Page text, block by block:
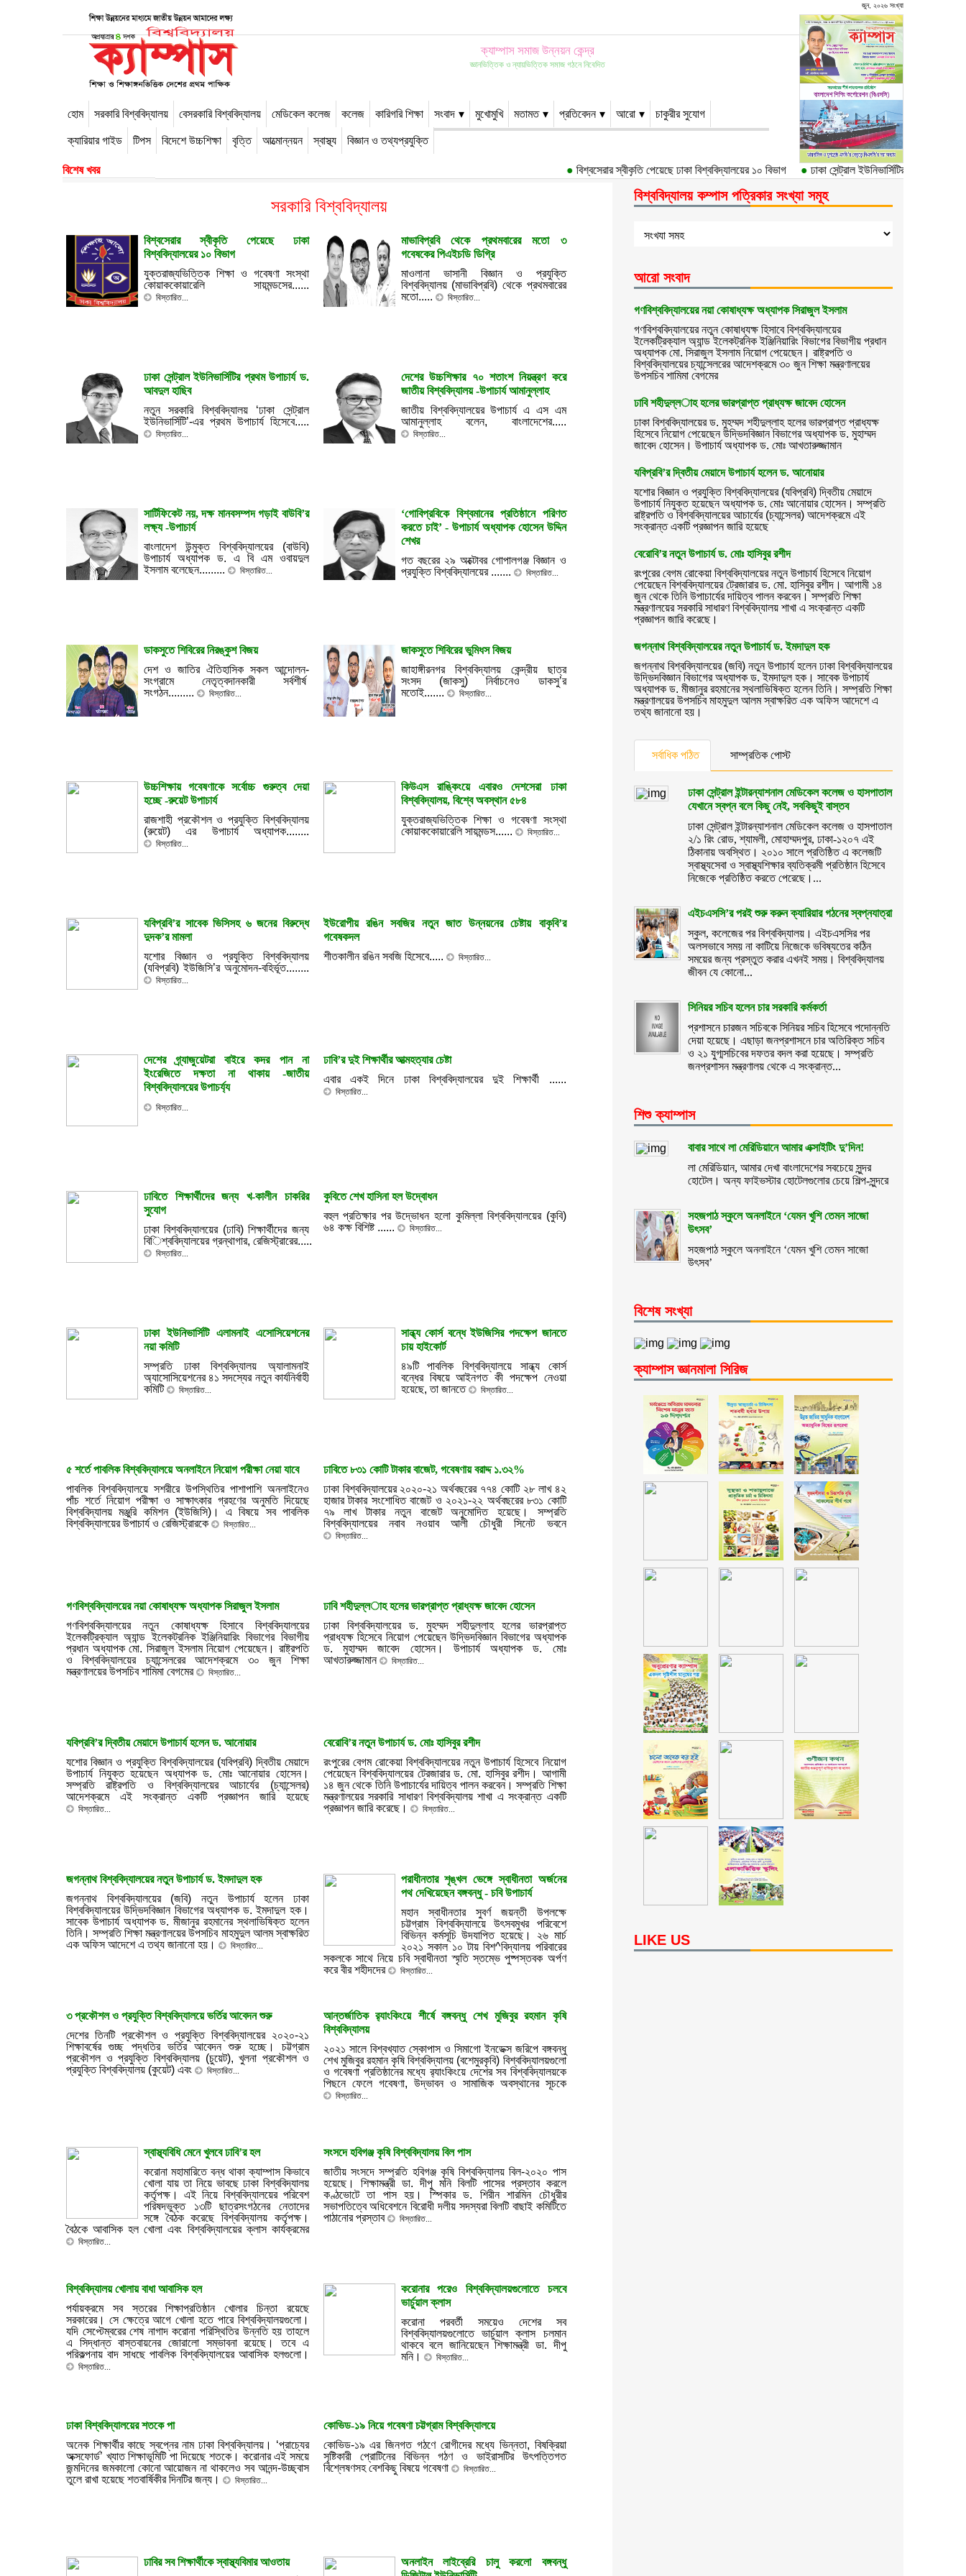
ক্যাম্পাস সমাজ উন্নয়ন কেন্দ্র
জ্ঞানভিত্তিক ও ন্যায়ভিত্তিক সমাজ গঠনে নিবেদিত
জুন, ২০২৬ সংখ্যা
হোম সরকারি বিশ্ববিদ্যালয় বেসরকারি বিশ্ববিদ্যালয় মেডিকেল কলেজ কলেজ কারিগরি শিক্ষা সংবাদ মুখোমুখি মতামত প্রতিবেদন আরো চাকুরীর সুযোগ
ক্যারিয়ার গাইড টিপস বিদেশে উচ্চশিক্ষা বৃত্তি আত্মোন্নয়ন স্বাস্থ্য বিজ্ঞান ও তথ্যপ্রযুক্তি
-->
বিশেষ খবর বিশ্বসেরার স্বীকৃতি পেয়েছে ঢাকা বিশ্ববিদ্যালয়ের ১০ বিভাগ ●ঢাকা সেন্ট্রাল ইউনিভার্সিটির প্রথম উপাচার্য ড.
সরকারি বিশ্ববিদ্যালয়
বিশ্বসেরার স্বীকৃতি পেয়েছে ঢাকা
বিশ্ববিদ্যালয়ের ১০ বিভাগ
যুক্তরাজ্যভিত্তিক শিক্ষা ও গবেষণা সংস্থা
কোয়াককোয়ারেলি সায়মন্ডসের......
বিস্তারিত...
মাভাবিপ্রবি থেকে প্রথমবারের মতো ৩
গবেষকের পিএইচডি ডিগ্রি
মাওলানা ভাসানী বিজ্ঞান ও প্রযুক্তি
বিশ্ববিদ্যালয় (মাভাবিপ্রবি) থেকে প্রথমবারের
মতো.....
বিস্তারিত...
ঢাকা সেন্ট্রাল ইউনিভার্সিটির প্রথম উপাচার্য ড.
আবদুল হাছিব
নতুন সরকারি বিশ্ববিদ্যালয় ‘ঢাকা সেন্ট্রাল
ইউনিভার্সিটি’-এর প্রথম উপাচার্য হিসেবে.....
বিস্তারিত...
দেশের উচ্চশিক্ষার ৭০ শতাংশ নিয়ন্ত্রণ করে
জাতীয় বিশ্ববিদ্যালয় -উপাচার্য আমানুল্লাহ
জাতীয় বিশ্ববিদ্যালয়ের উপাচার্য এ এস এম
আমানুল্লাহ বলেন, বাংলাদেশের.....
বিস্তারিত...
সার্টিফিকেট নয়, দক্ষ মানবসম্পদ গড়াই বাউবি’র
লক্ষ্য -উপাচার্য
বাংলাদেশ উন্মুক্ত বিশ্ববিদ্যালয়ের (বাউবি)
উপাচার্য অধ্যাপক ড. এ বি এম ওবায়দুল
ইসলাম বলেছেন.........
বিস্তারিত...
‘গোবিপ্রবিকে বিশ্বমানের প্রতিষ্ঠানে পরিণত
করতে চাই’ - উপাচার্য অধ্যাপক হোসেন উদ্দিন
শেখর
গত বছরের ২৯ অক্টোবর গোপালগঞ্জ বিজ্ঞান ও
প্রযুক্তি বিশ্ববিদ্যালয়ের .......
বিস্তারিত...
ডাকসুতে শিবিরের নিরঙ্কুশ বিজয়
দেশ ও জাতির ঐতিহাসিক সকল আন্দোলন-
সংগ্রামে নেতৃত্বদানকারী সর্বশীর্ষ
সংগঠন.........
বিস্তারিত...
জাকসুতে শিবিরের ভুমিধস বিজয়
জাহাঙ্গীরনগর বিশ্ববিদ্যালয় কেন্দ্রীয় ছাত্র
সংসদ (জাকসু) নির্বাচনেও ডাকসু’র
মতোই.......
বিস্তারিত...
উচ্চশিক্ষায় গবেষণাকে সর্বোচ্চ গুরুত্ব দেয়া
হচ্ছে -রুয়েট উপাচার্য
রাজশাহী প্রকৌশল ও প্রযুক্তি বিশ্ববিদ্যালয়
(রুয়েট) এর উপাচার্য অধ্যাপক........
বিস্তারিত...
কিউএস রাঙ্কিংয়ে এবারও দেশসেরা ঢাকা
বিশ্ববিদ্যালয়, বিশ্বে অবস্থান ৫৮৪
যুক্তরাজ্যভিত্তিক শিক্ষা ও গবেষণা সংস্থা
কোয়াককোয়ারেলি সায়মন্ডস......
বিস্তারিত...
যবিপ্রবি’র সাবেক ভিসিসহ ৬ জনের বিরুদ্ধে
দুদক’র মামলা
যশোর বিজ্ঞান ও প্রযুক্তি বিশ্ববিদ্যালয়
(যবিপ্রবি) ইউজিসি’র অনুমোদন-বহির্ভূত........
বিস্তারিত...
ইউরোপীয় রঙিন সবজির নতুন জাত উন্নয়নের চেষ্টায় বাকৃবি’র
গবেষকদল
শীতকালীন রঙিন সবজি হিসেবে.....
বিস্তারিত...
দেশের গ্র্যাজুয়েটরা বাইরে কদর পান না
ইংরেজিতে দক্ষতা না থাকায় -জাতীয়
বিশ্ববিদ্যালয়ের উপাচর্য্য
বিস্তারিত...
ঢাবি’র দুই শিক্ষার্থীর আত্মহত্যার চেষ্টা
এবার একই দিনে ঢাকা বিশ্ববিদ্যালয়ের দুই শিক্ষার্থী ......
বিস্তারিত...
ঢাবিতে শিক্ষার্থীদের জন্য খ-কালীন চাকরির
সুযোগ
ঢাকা বিশ্ববিদ্যালয়ের (ঢাবি) শিক্ষার্থীদের জন্য
বিশ্ববিদ্যালয়ের গ্রন্থাগার, রেজিস্ট্রারের......
বিস্তারিত...
কুবিতে শেখ হাসিনা হল উদ্বোধন
বহুল প্রতিক্ষার পর উদ্ভোধন হলো কুমিল্লা বিশ্ববিদ্যালয়ের (কুবি)
৬৪ কক্ষ বিশিষ্ট ......
বিস্তারিত...
ঢাকা ইউনিভার্সিটি এলামনাই এসোসিয়েশনের
নয়া কমিটি
সম্প্রতি ঢাকা বিশ্ববিদ্যালয় অ্যালামনাই
অ্যাসোসিয়েশনের ৪১ সদস্যের নতুন কার্যনির্বাহী
কমিটি
বিস্তারিত...
সান্ধ্য কোর্স বন্ধে ইউজিসির পদক্ষেপ জানতে
চায় হাইকোর্ট
৪৯টি পাবলিক বিশ্ববিদ্যালয়ে সান্ধ্য কোর্স
বন্ধের বিষয়ে আইনগত কী পদক্ষেপ নেওয়া
হয়েছে, তা জানতে
বিস্তারিত...
৫ শর্তে পাবলিক বিশ্ববিদ্যালয়ে অনলাইনে নিয়োগ পরীক্ষা নেয়া যাবে
পাবলিক বিশ্ববিদ্যালয়ে সশরীরে উপস্থিতির পাশাপাশি অনলাইনেও
পাঁচ শর্তে নিয়োগ পরীক্ষা ও সাক্ষাৎকার গ্রহণের অনুমতি দিয়েছে
বিশ্ববিদ্যালয় মঞ্জুরি কমিশন (ইউজিসি)। এ বিষয়ে সব পাবলিক
বিশ্ববিদ্যালয়ের উপাচার্য ও রেজিস্ট্রারকে
বিস্তারিত...
ঢাবিতে ৮৩১ কোটি টাকার বাজেট, গবেষণায় বরাদ্দ ১.৩২%
ঢাকা বিশ্ববিদ্যালয়ের ২০২০-২১ অর্থবছরের ৭৭৪ কোটি ২৮ লাখ ৪২
হাজার টাকার সংশোধিত বাজেট ও ২০২১-২২ অর্থবছরের ৮৩১ কোটি
৭৯ লাখ টাকার নতুন বাজেট অনুমোদিত হয়েছে। সম্প্রতি
বিশ্ববিদ্যালয়ের নবাব নওয়াব আলী চৌধুরী সিনেট ভবনে
বিস্তারিত...
গণবিশ্ববিদ্যালয়ের নয়া কোষাধ্যক্ষ অধ্যাপক সিরাজুল ইসলাম
গণবিশ্ববিদ্যালয়ের নতুন কোষাধ্যক্ষ হিসাবে বিশ্ববিদ্যালয়ের
ইলেকট্রিক্যাল অ্যান্ড ইলেকট্রনিক ইঞ্জিনিয়ারিং বিভাগের বিভাগীয়
প্রধান অধ্যাপক মো. সিরাজুল ইসলাম নিয়োগ পেয়েছেন। রাষ্ট্রপতি
ও বিশ্ববিদ্যালয়ের চ্যান্সেলরের আদেশক্রমে ৩০ জুন শিক্ষা
মন্ত্রণালয়ের উপসচিব শামিমা বেগমের
বিস্তারিত...
ঢাবি শহীদুল্ল­াহ হলের ভারপ্রাপ্ত প্রাধ্যক্ষ জাবেদ হোসেন
ঢাকা বিশ্ববিদ্যালয়ের ড. মুহম্মদ শহীদুল্লাহ হলের ভারপ্রাপ্ত
প্রাধ্যক্ষ হিসেবে নিয়োগ পেয়েছেন উদ্ভিদবিজ্ঞান বিভাগের অধ্যাপক
ড. মুহাম্মদ জাবেদ হোসেন। উপাচার্য অধ্যাপক ড. মোঃ
আখতারুজ্জামান
বিস্তারিত...
যবিপ্রবি’র দ্বিতীয় মেয়াদে উপাচার্য হলেন ড. আনোয়ার
যশোর বিজ্ঞান ও প্রযুক্তি বিশ্ববিদ্যালয়ের (যবিপ্রবি) দ্বিতীয় মেয়াদে
উপাচার্য নিযুক্ত হয়েছেন অধ্যাপক ড. মোঃ আনোয়ার হোসেন।
সম্প্রতি রাষ্ট্রপতি ও বিশ্ববিদ্যালয়ের আচার্যের (চ্যান্সেলর)
আদেশক্রমে এই সংক্রান্ত একটি প্রজ্ঞাপন জারি হয়েছে
বিস্তারিত...
বেরোবি’র নতুন উপাচার্য ড. মোঃ হাসিবুর রশীদ
রংপুরের বেগম রোকেয়া বিশ্ববিদ্যালয়ের নতুন উপাচার্য হিসেবে নিয়োগ
পেয়েছেন বিশ্ববিদ্যালয়ের ট্রেজারার ড. মো. হাসিবুর রশীদ। আগামী
১৪ জুন থেকে তিনি উপাচার্যের দায়িত্ব পালন করবেন। সম্প্রতি শিক্ষা
মন্ত্রণালয়ের সরকারি সাধারণ বিশ্ববিদ্যালয় শাখা এ সংক্রান্ত একটি
প্রজ্ঞাপন জারি করেছে।
বিস্তারিত...
জগন্নাথ বিশ্ববিদ্যালয়ের নতুন উপাচার্য ড. ইমদাদুল হক
জগন্নাথ বিশ্ববিদ্যালয়ের (জবি) নতুন উপাচার্য হলেন ঢাকা
বিশ্ববিদ্যালয়ের উদ্ভিদবিজ্ঞান বিভাগের অধ্যাপক ড. ইমদাদুল হক।
সাবেক উপাচার্য অধ্যাপক ড. মীজানুর রহমানের স্থলাভিষিক্ত হলেন
তিনি। সম্প্রতি শিক্ষা মন্ত্রণালয়ের উপসচিব মাহমুদুল আলম স্বাক্ষরিত
এক অফিস আদেশে এ তথ্য জানানো হয়।
বিস্তারিত...
পরাধীনতার শৃঙ্খল ভেঙ্গে স্বাধীনতা অর্জনের
পথ দেখিয়েছেন বঙ্গবন্ধু - চবি উপাচার্য
মহান স্বাধীনতার সুবর্ণ জয়ন্তী উপলক্ষে
চট্টগ্রাম বিশ্ববিদ্যালয়ে উৎসবমুখর পরিবেশে
বিভিন্ন কর্মসূচি উদযাপিত হয়েছে। ২৬ মার্চ
২০২১ সকাল ১০ টায় বিশ^বিদ্যালয় পরিবারের
সকলকে সাথে নিয়ে চবি স্বাধীনতা স্মৃতি স্তম্ভে পুষ্পস্তবক অর্পণ
করে বীর শহীদদের
বিস্তারিত...
৩ প্রকৌশল ও প্রযুক্তি বিশ্ববিদ্যালয়ে ভর্তির আবেদন শুরু
দেশের তিনটি প্রকৌশল ও প্রযুক্তি বিশ্ববিদ্যালয়ের ২০২০-২১
শিক্ষাবর্ষের গুচ্ছ পদ্ধতির ভর্তির আবেদন শুরু হচ্ছে। চট্টগ্রাম
প্রকৌশল ও প্রযুক্তি বিশ্ববিদ্যালয় (চুয়েট), খুলনা প্রকৌশল ও
প্রযুক্তি বিশ্ববিদ্যালয় (কুয়েট) এবং
বিস্তারিত...
আন্তর্জাতিক র‌্যাংকিংয়ে শীর্ষে বঙ্গবন্ধু শেখ মুজিবুর রহমান কৃষি
বিশ্ববিদ্যালয়
২০২১ সালে বিশ্বখ্যাত স্কোপাস ও সিমাগো ইনডেক্স জরিপে বঙ্গবন্ধু
শেখ মুজিবুর রহমান কৃষি বিশ্ববিদ্যালয় (বশেমুরকৃবি) বিশ্ববিদ্যালয়গুলো
ও গবেষণা প্রতিষ্ঠানের মধ্যে র‌্যাংকিংয়ে দেশের সব বিশ্ববিদ্যালয়কে
পিছনে ফেলে গবেষণা, উদ্ভাবন ও সামাজিক অবস্থানের সূচকে
বিস্তারিত...
স্বাস্থ্যবিধি মেনে খুলবে ঢাবি’র হল
করোনা মহামারিতে বন্ধ থাকা ক্যাম্পাস কিভাবে
খোলা যায় তা নিয়ে ভাবছে ঢাকা বিশ্ববিদ্যালয়
কর্তৃপক্ষ। এই নিয়ে বিশ্ববিদ্যালয়ের পরিবেশ
পরিষদভুক্ত ১৩টি ছাত্রসংগঠনের নেতাদের
সঙ্গে বৈঠক করেছে বিশ্ববিদ্যালয় কর্তৃপক্ষ।
বৈঠকে আবাসিক হল খোলা এবং বিশ্ববিদ্যালয়ের ক্লাস কার্যক্রমের
বিস্তারিত...
সংসদে হবিগঞ্জ কৃষি বিশ্ববিদ্যালয় বিল পাস
জাতীয় সংসদে সম্প্রতি হবিগঞ্জ কৃষি বিশ্ববিদ্যালয় বিল-২০২০ পাস
হয়েছে। শিক্ষামন্ত্রী ডা. দীপু মনি বিলটি পাসের প্রস্তাব করলে
কণ্ঠভোটে তা পাস হয়। স্পিকার ড. শিরীন শারমিন চৌধুরীর
সভাপতিত্বে অধিবেশনে বিরোধী দলীয় সদস্যরা বিলটি বাছাই কমিটিতে
পাঠানোর প্রস্তাব
বিস্তারিত...
বিশ্ববিদ্যালয় খোলায় বাধা আবাসিক হল
পর্যায়ক্রমে সব স্তরের শিক্ষাপ্রতিষ্ঠান খোলার চিন্তা রয়েছে
সরকারের। সে ক্ষেত্রে আগে খোলা হতে পারে বিশ্ববিদ্যালয়গুলো।
যদি সেপ্টেম্বরের শেষ নাগাদ করোনা পরিস্থিতির উন্নতি হয় তাহলে
এ সিদ্ধান্ত বাস্তবায়নের জোরালো সম্ভাবনা রয়েছে। তবে এ
পরিকল্পনায় বাদ সাধছে পাবলিক বিশ্ববিদ্যালয়ের আবাসিক হলগুলো।
বিস্তারিত...
করোনার পরেও বিশ্ববিদ্যালয়গুলোতে চলবে
ভার্চুয়াল ক্লাস
করোনা পরবর্তী সময়েও দেশের সব
বিশ্ববিদ্যালয়গুলোতে ভার্চুয়াল ক্লাস চলমান
থাকবে বলে জানিয়েছেন শিক্ষামন্ত্রী ডা. দীপু
মনি।
বিস্তারিত...
ঢাকা বিশ্ববিদ্যালয়ের শতকে পা
অনেক শিক্ষার্থীর কাছে স্বপ্নের নাম ঢাকা বিশ্ববিদ্যালয়। ‘প্রাচ্যের
অক্সফোর্ড’ খ্যাত শিক্ষাভূমিটি পা দিয়েছে শতকে। করোনার এই সময়ে
জন্মদিনের জমকালো কোনো আয়োজন না থাকলেও সব আনন্দ-উচ্ছ্বাস
তুলে রাখা হয়েছে শতবার্ষিকীর দিনটির জন্য।
বিস্তারিত...
কোভিড-১৯ নিয়ে গবেষণা চট্টগ্রাম বিশ্ববিদ্যালয়ে
কোভিড-১৯ এর জিনগত গঠণে রোগীদের মধ্যে ভিন্নতা, বিষক্রিয়া
সৃষ্টিকারী প্রোটিনের বিভিন্ন গঠণ ও ভাইরাসটির উৎপত্তিগত
বিশ্লেষণসহ বেশকিছু বিষয়ে গবেষণা
বিস্তারিত...
ঢাবির সব শিক্ষার্থীকে স্বাস্থ্যবিমার আওতায়
অনলাইন লাইব্রেরি চালু করলো বঙ্গবন্ধু
বিশ্ববিদ্যালয় কম্পাস পত্রিকার সংখ্যা সমূহ
আরো সংবাদ
গণবিশ্ববিদ্যালয়ের নয়া কোষাধ্যক্ষ অধ্যাপক সিরাজুল ইসলাম
গণবিশ্ববিদ্যালয়ের নতুন কোষাধ্যক্ষ হিসাবে বিশ্ববিদ্যালয়ের
ইলেকট্রিক্যাল অ্যান্ড ইলেকট্রনিক ইঞ্জিনিয়ারিং বিভাগের বিভাগীয় প্রধান
অধ্যাপক মো. সিরাজুল ইসলাম নিয়োগ পেয়েছেন। রাষ্ট্রপতি ও
বিশ্ববিদ্যালয়ের চ্যান্সেলরের আদেশক্রমে ৩০ জুন শিক্ষা মন্ত্রণালয়ের
উপসচিব শামিমা বেগমের
ঢাবি শহীদুল্ল­াহ হলের ভারপ্রাপ্ত প্রাধ্যক্ষ জাবেদ হোসেন
ঢাকা বিশ্ববিদ্যালয়ের ড. মুহম্মদ শহীদুল্লাহ হলের ভারপ্রাপ্ত প্রাধ্যক্ষ
হিসেবে নিয়োগ পেয়েছেন উদ্ভিদবিজ্ঞান বিভাগের অধ্যাপক ড. মুহাম্মদ
জাবেদ হোসেন। উপাচার্য অধ্যাপক ড. মোঃ আখতারুজ্জামান
যবিপ্রবি’র দ্বিতীয় মেয়াদে উপাচার্য হলেন ড. আনোয়ার
যশোর বিজ্ঞান ও প্রযুক্তি বিশ্ববিদ্যালয়ের (যবিপ্রবি) দ্বিতীয় মেয়াদে
উপাচার্য নিযুক্ত হয়েছেন অধ্যাপক ড. মোঃ আনোয়ার হোসেন। সম্প্রতি
রাষ্ট্রপতি ও বিশ্ববিদ্যালয়ের আচার্যের (চ্যান্সেলর) আদেশক্রমে এই
সংক্রান্ত একটি প্রজ্ঞাপন জারি হয়েছে
বেরোবি’র নতুন উপাচার্য ড. মোঃ হাসিবুর রশীদ
রংপুরের বেগম রোকেয়া বিশ্ববিদ্যালয়ের নতুন উপাচার্য হিসেবে নিয়োগ
পেয়েছেন বিশ্ববিদ্যালয়ের ট্রেজারার ড. মো. হাসিবুর রশীদ। আগামী ১৪
জুন থেকে তিনি উপাচার্যের দায়িত্ব পালন করবেন। সম্প্রতি শিক্ষা
মন্ত্রণালয়ের সরকারি সাধারণ বিশ্ববিদ্যালয় শাখা এ সংক্রান্ত একটি
প্রজ্ঞাপন জারি করেছে।
জগন্নাথ বিশ্ববিদ্যালয়ের নতুন উপাচার্য ড. ইমদাদুল হক
জগন্নাথ বিশ্ববিদ্যালয়ের (জবি) নতুন উপাচার্য হলেন ঢাকা বিশ্ববিদ্যালয়ের
উদ্ভিদবিজ্ঞান বিভাগের অধ্যাপক ড. ইমদাদুল হক। সাবেক উপাচার্য
অধ্যাপক ড. মীজানুর রহমানের স্থলাভিষিক্ত হলেন তিনি। সম্প্রতি শিক্ষা
মন্ত্রণালয়ের উপসচিব মাহমুদুল আলম স্বাক্ষরিত এক অফিস আদেশে এ
তথ্য জানানো হয়।
সর্বাধিক পঠিত সাম্প্রতিক পোস্ট
ঢাকা সেন্ট্রাল ইন্টারন্যাশনাল মেডিকেল কলেজ ও হাসপাতাল
যেখানে স্বপ্ন বলে কিছু নেই, সবকিছুই বাস্তব
ঢাকা সেন্ট্রাল ইন্টারন্যাশনাল মেডিকেল কলেজ ও হাসপাতাল
২/১ রিং রোড, শ্যামলী, মোহাম্মদপুর, ঢাকা-১২০৭ এই
ঠিকানায় অবস্থিত। ২০১০ সালে প্রতিষ্ঠিত এ কলেজটি
স্বাস্থ্যসেবা ও স্বাস্থ্যশিক্ষার ব্যতিক্রমী প্রতিষ্ঠান হিসেবে
নিজেকে প্রতিষ্ঠিত করতে পেরেছে।...
এইচএসসি’র পরই শুরু করুন ক্যারিয়ার গঠনের স্বপ্নযাত্রা
স্কুল, কলেজের পর বিশ্ববিদ্যালয়। এইচএসসির পর
অলসভাবে সময় না কাটিয়ে নিজেকে ভবিষ্যতের কঠিন
সময়ের জন্য প্রস্তুত করার এখনই সময়। বিশ্ববিদ্যালয়
জীবন যে কোনো...
সিনিয়র সচিব হলেন চার সরকারি কর্মকর্তা
প্রশাসনে চারজন সচিবকে সিনিয়র সচিব হিসেবে পদোন্নতি
দেয়া হয়েছে। এছাড়া জনপ্রশাসনে চার অতিরিক্ত সচিব
ও ২১ যুগ্মসচিবের দফতর বদল করা হয়েছে। সম্প্রতি
জনপ্রশাসন মন্ত্রণালয় থেকে এ সংক্রান্ত...
শিশু ক্যাম্পাস
বাবার সাথে লা মেরিডিয়ানে আমার এক্সাইটিং দু’দিন!
লা মেরিডিয়ান, আমার দেখা বাংলাদেশের সবচেয়ে সুন্দর
হোটেল। অন্য ফাইভস্টার হোটেলগুলোর চেয়ে শিল্প-সুন্দরে
সহজপাঠ স্কুলে অনলাইনে ‘যেমন খুশি তেমন সাজো
উৎসব’
সহজপাঠ স্কুলে অনলাইনে ‘যেমন খুশি তেমন সাজো
উৎসব’
বিশেষ সংখ্যা
ক্যাম্পাস জ্ঞানমালা সিরিজ
LIKE US